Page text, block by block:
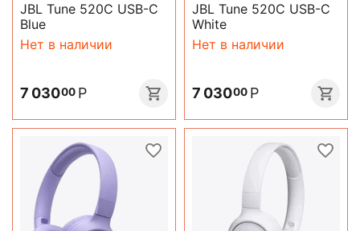
JBL Tune 520C USB-C
Blue
Нет в наличии
7 03000 Р
JBL Tune 520C USB-C
White
Нет в наличии
7 03000 Р